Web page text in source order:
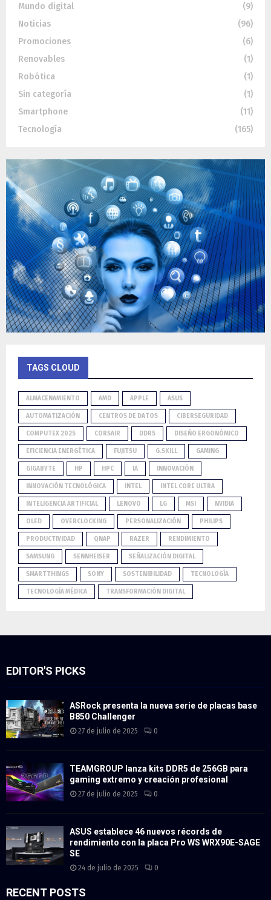
Mundo digital
(9)
Noticias
(96)
Promociones
(6)
Renovables
(1)
Robótica
(1)
Sin categoría
(1)
Smartphone
(11)
Tecnología
(165)
TAGS CLOUD
ALMACENAMIENTO AMD APPLE ASUS
AUTOMATIZACIÓN CENTROS DE DATOS CIBERSEGURIDAD
COMPUTEX 2025 CORSAIR DDR5 DISEÑO ERGONÓMICO
EFICIENCIA ENERGÉTICA FUJITSU G.SKILL GAMING
GIGABYTE HP HPC IA INNOVACIÓN
INNOVACIÓN TECNOLÓGICA INTEL INTEL CORE ULTRA
INTELIGENCIA ARTIFICIAL LENOVO LG MSI NVIDIA
OLED OVERCLOCKING PERSONALIZACIÓN PHILIPS
PRODUCTIVIDAD QNAP RAZER RENDIMIENTO
SAMSUNG SENNHEISER SEÑALIZACIÓN DIGITAL
SMARTTHINGS SONY SOSTENIBILIDAD TECNOLOGÍA
TECNOLOGÍA MÉDICA TRANSFORMACIÓN DIGITAL
EDITOR'S PICKS
ASRock presenta la nueva serie de placas base
B850 Challenger
27 de julio de 2025 0
TEAMGROUP lanza kits DDR5 de 256GB para
gaming extremo y creación profesional
27 de julio de 2025 0
ASUS establece 46 nuevos récords de
rendimiento con la placa Pro WS WRX90E-SAGE
SE
24 de julio de 2025 0
RECENT POSTS